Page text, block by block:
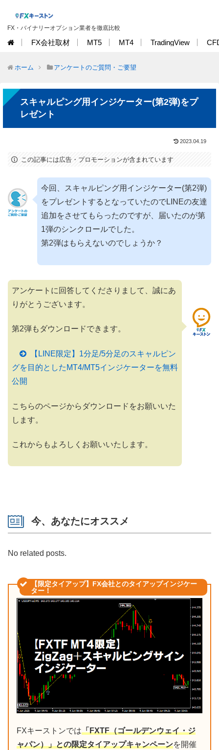
FX・バイナリーオプション業者を徹底比較
FX会社取材 MT5 MT4 TradingView
ホーム アンケートのご質問・ご要望
スキャルピング用インジケーター(第2弾)をプ
レゼント
2023.04.19
この記事には広告・プロモーションが含まれています
今回、スキャルピング用インジケーター(第2弾)
をプレゼントするとなっていたのでLINEの友達
追加をさせてもらったのですが、届いたのが第
1弾のシンクロールでした。
第2弾はもらえないのでしょうか？
アンケートに回答してくださりまして、誠にあ
りがとうございます。
第2弾もダウンロードできます。
【LINE限定】1分足/5分足のスキャルピン
グを目的としたMT4/MT5インジケーターを無料
公開
こちらのページからダウンロードをお願いいた
します。
これからもよろしくお願いいたします。
今、あなたにオススメ
No related posts.
【限定タイアップ】FX会社とのタイアップインジケー
ター！
FXキーストンでは「FXTF（ゴールデンウェイ・ジ
ャパン）」との限定タイアップキャンペーンを開催